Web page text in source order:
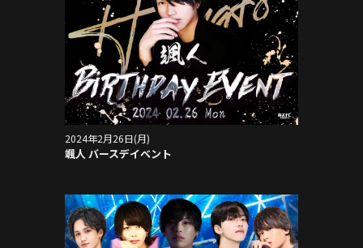
2024年2月26日(月)
颯人 バースデイベント